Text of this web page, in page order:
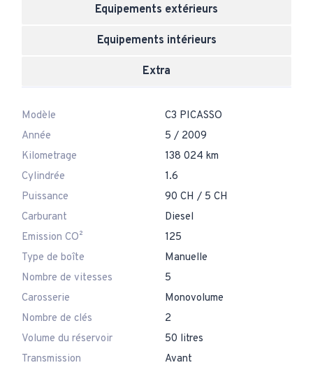
Equipements extérieurs
Equipements intérieurs
Extra
Modèle
C3 PICASSO
Année
5 / 2009
Kilometrage
138 024 km
Cylindrée
1.6
Puissance
90 CH / 5 CH
Carburant
Diesel
Emission CO²
125
Type de boîte
Manuelle
Nombre de vitesses
5
Carosserie
Monovolume
Nombre de clés
2
Volume du réservoir
50 litres
Transmission
Avant